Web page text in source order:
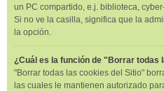
un PC compartido, e.j. biblioteca,
Si no ve la casilla, significa que la
la opción.
¿Cuál es la función de "Borrar todas
"Borrar todas las cookies del Sitio"
las cuales le mantienen autorizado